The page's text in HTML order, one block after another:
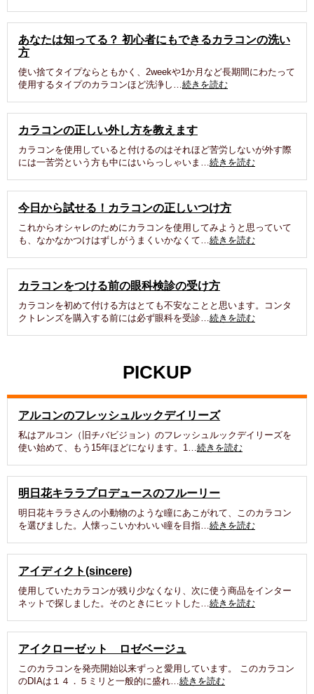
あなたは知ってる？ 初心者にもできるカラコンの洗い
方
使い捨てタイプならともかく、2weekや1か月など長期間にわたって
使用するタイプのカラコンほど洗浄し…続きを読む
カラコンの正しい外し方を教えます
カラコンを使用していると付けるのはそれほど苦労しないが外す際
には一苦労という方も中にはいらっしゃいま…続きを読む
今日から試せる！カラコンの正しいつけ方
これからオシャレのためにカラコンを使用してみようと思っていて
も、なかなかつけはずしがうまくいかなくて…続きを読む
カラコンをつける前の眼科検診の受け方
カラコンを初めて付ける方はとても不安なことと思います。コンタ
クトレンズを購入する前には必ず眼科を受診…続きを読む
PICKUP
アルコンのフレッシュルックデイリーズ
私はアルコン（旧チバビジョン）のフレッシュルックデイリーズを
使い始めて、もう15年ほどになります。1…続きを読む
明日花キララプロデュースのフルーリー
明日花キララさんの小動物のような瞳にあこがれて、このカラコン
を選びました。人懐っこいかわいい瞳を目指…続きを読む
アイディクト(sincere)
使用していたカラコンが残り少なくなり、次に使う商品をインター
ネットで探しました。そのときにヒットした…続きを読む
アイクローゼット ロゼベージュ
このカラコンを発売開始以来ずっと愛用しています。 このカラコン
のDIAは１４．５ミリと一般的に盛れ…続きを読む